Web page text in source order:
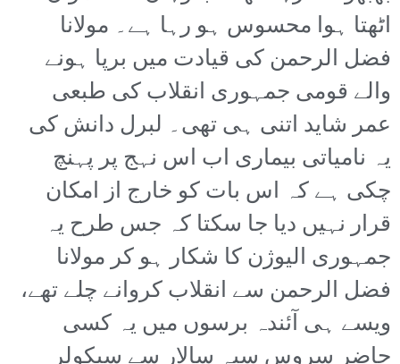
اٹھتا ہوا محسوس ہو رہا ہے۔ مولانا
فضل الرحمن کی قیادت میں برپا ہونے
والے قومی جمہوری انقلاب کی طبعی
عمر شاید اتنی ہی تھی۔ لبرل دانش کی
یہ نامیاتی بیماری اب اس نہج پر پہنچ
چکی ہے کہ اس بات کو خارج از امکان
قرار نہیں دیا جا سکتا کہ جس طرح یہ
جمہوری الیوژن کا شکار ہو کر مولانا
فضل الرحمن سے انقلاب کروانے چلے تھے،
ویسے ہی آئندہ برسوں میں یہ کسی